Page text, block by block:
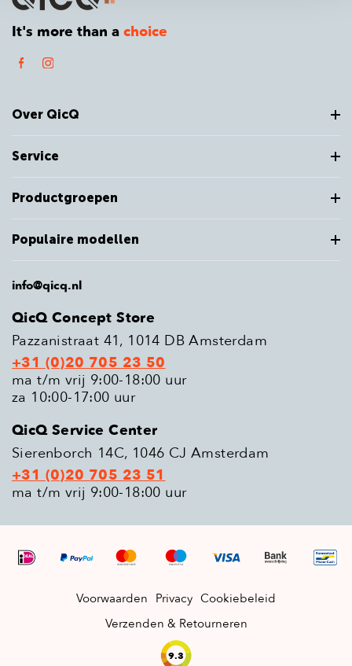
It's more than a choice
Over QicQ
Service
Productgroepen
Populaire modellen
info@qicq.nl
QicQ Concept Store
Pazzanistraat 41, 1014 DB Amsterdam
+31 (0)20 705 23 50
ma t/m vrij 9:00-18:00 uur
za 10:00-17:00 uur
QicQ Service Center
Sierenborch 14C, 1046 CJ Amsterdam
+31 (0)20 705 23 51
ma t/m vrij 9:00-18:00 uur
Voorwaarden Privacy Cookiebeleid
Verzenden & Retourneren
9.3